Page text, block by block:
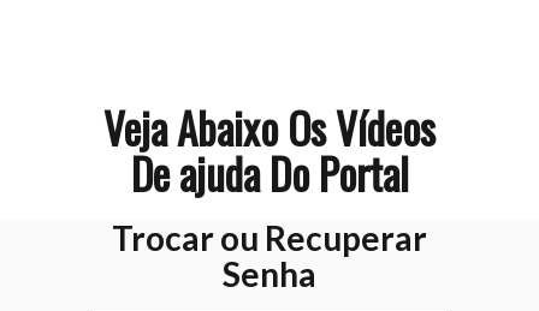
Veja Abaixo Os Vídeos
De ajuda Do Portal
Trocar ou Recuperar
Senha